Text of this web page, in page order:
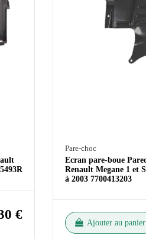
€
Pare-choc
Ecran pare-boue
Renault Megane 1 et
à 2003 7700413203
Ajouter au panier